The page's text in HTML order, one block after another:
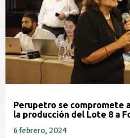
Perupetro se compromete
la producción del Lote 8 a
6 febrero, 2024